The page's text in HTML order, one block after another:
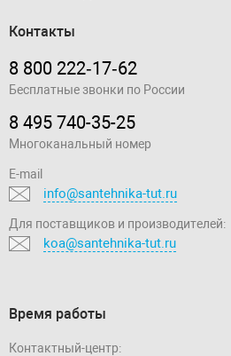
Контакты
8 800 222‑17‑62
Бесплатные звонки по России
8 495 740-35-25
Многоканальный номер
E-mail
info@santehnika-tut.ru
Для поставщиков и производителей:
koa@santehnika-tut.ru
Время работы
Контактный-центр: